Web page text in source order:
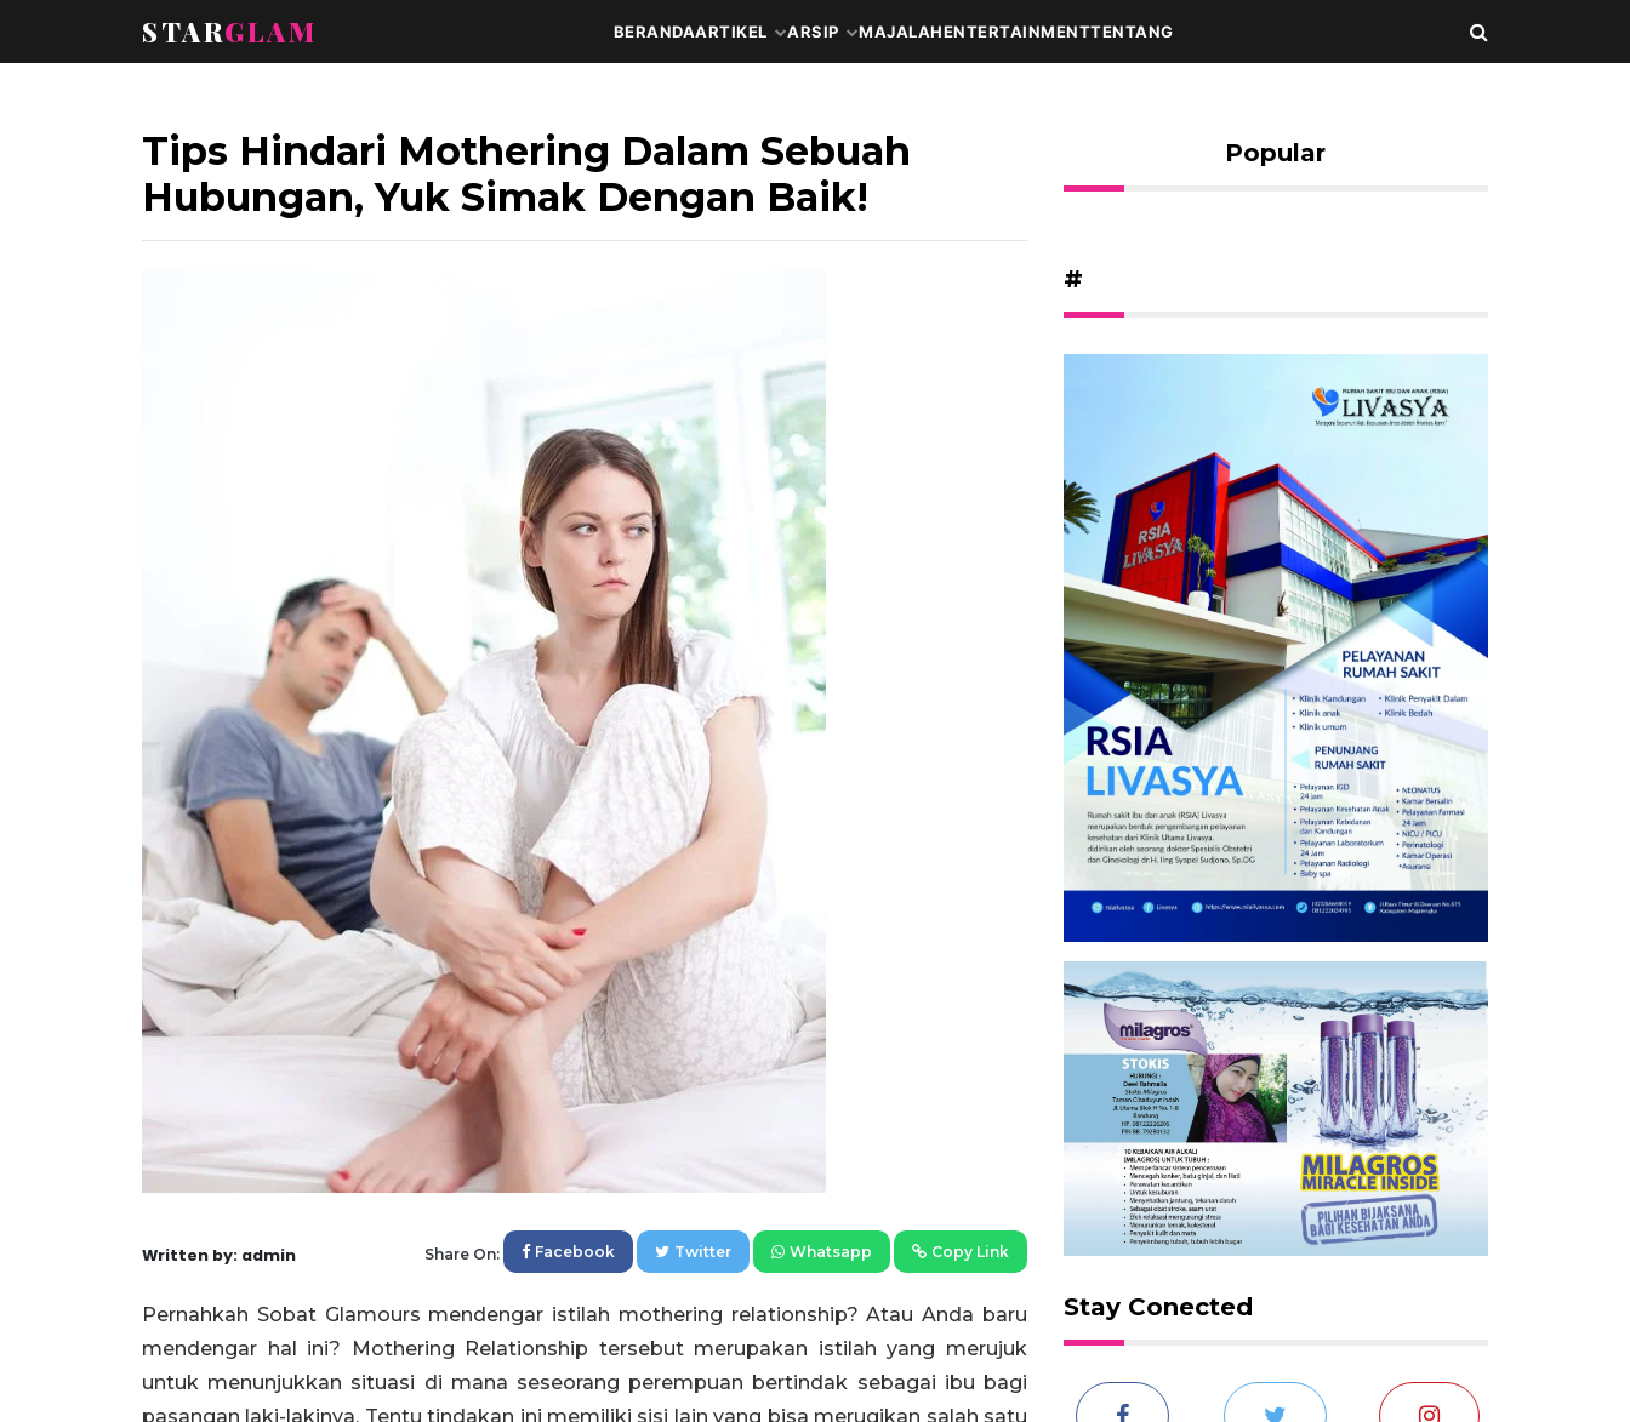
STARGLAM BERANDAARTIKEL ARSIP MAJALAHENTERTAINMENTTENTANG
Tips Hindari Mothering Dalam Sebuah
Hubungan, Yuk Simak Dengan Baik!
Written by: admin Share On: Facebook Twitter Whatsapp Copy Link
Pernahkah Sobat Glamours mendengar istilah mothering relationship? Atau Anda baru
mendengar hal ini? Mothering Relationship tersebut merupakan istilah yang merujuk
untuk menunjukkan situasi di mana seseorang perempuan bertindak sebagai ibu bagi
pasangan laki-lakinya. Tentu tindakan ini memiliki sisi lain yang bisa merugikan salah satu
Popular
#
Stay Conected